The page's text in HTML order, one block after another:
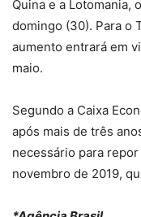
Quina e a Lotomania,
domingo (30). Para o
aumento entrará em
maio.
Segundo a Caixa
após mais de três
necessário para
novembro de 2019,